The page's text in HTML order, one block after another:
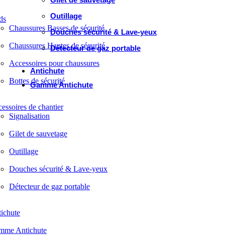
Outillage
Douches sécurité & Lave-yeux
Détecteur de gaz portable
Antichute
Gamme Antichute
Chaussures Basses de sécurité
Chaussures Hautes de sécurité
Accessoires pour chaussures
Bottes de sécurité
de chantier
Signalisation
Gilet de sauvetage
Outillage
Douches sécurité & Lave-yeux
Détecteur de gaz portable
Antichute